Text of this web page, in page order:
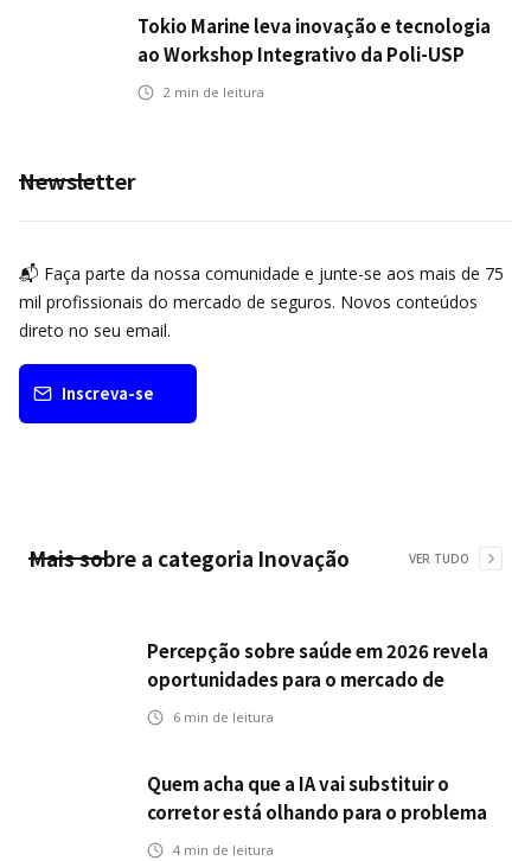
Tokio Marine leva inovação e tecnologia
ao Workshop Integrativo da Poli-USP
2 min de leitura
Newsletter
📬 Faça parte da nossa comunidade e junte-se aos mais de 75
mil profissionais do mercado de seguros. Novos conteúdos
direto no seu email.
Inscreva-se
Mais sobre a categoria Inovação VER TUDO
Percepção sobre saúde em 2026 revela
oportunidades para o mercado de
seguros ampliar cobertura e prevenção
6 min de leitura
Quem acha que a IA vai substituir o
corretor está olhando para o problema
errado
4 min de leitura